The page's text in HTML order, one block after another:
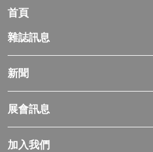
首頁
雜誌訊息
新聞
展會訊息
加入我們